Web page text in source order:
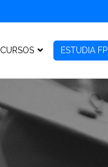
CURSOS ESTUDIA FP